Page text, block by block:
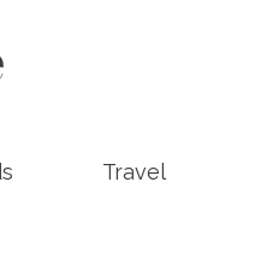
Travel